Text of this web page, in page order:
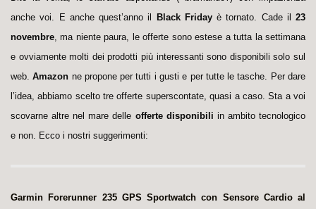
anche voi. E anche quest’anno il
Black Fridayè tornato. Cade il 23
novembre, ma niente paura, le offerte sono estese a tutta la settimana
e ovviamente molti dei prodotti più interessanti sono disponibili solo sul
web.Amazon ne propone per tutti i gusti e per tutte le tasche. Per dare
l’idea, abbiamo scelto tre offerte superscontate, quasi a caso. Sta a voi
scovarne altre nel mare delle offerte disponibili in ambito tecnologico
e non. Ecco i nostri suggerimenti:
Garmin Forerunner 235 GPS Sportwatch con Sensore Cardio al